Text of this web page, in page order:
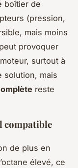
boîtier de
(pression,
mais moins
provoquer
surtout à
solution, mais
reste
compatible
de plus en
élevé, ce